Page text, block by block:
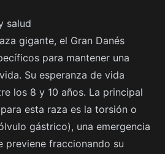
salud
gigante, el Gran Danés
para mantener una
Su esperanza de vida
los 8 y 10 años. La principal
esta raza es la torsión o
gástrico), una emergencia
previene fraccionando su